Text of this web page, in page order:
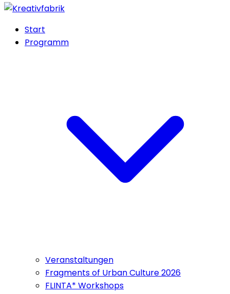
Start
Programm
Veranstaltungen
Fragments of Urban Culture 2026
FLINTA* Workshops